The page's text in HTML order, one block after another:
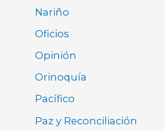
Nariño
Oficios
Opinión
Orinoquía
Pacífico
Paz y Reconciliación